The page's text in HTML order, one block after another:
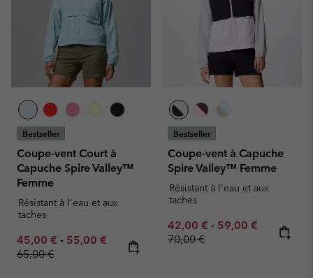
Bestseller
Coupe-vent Court à
Capuche Spire Valley™
Femme
Résistant à l'eau et aux
taches
Minimum sale price:
45,00 € - Maximum sale price:
55,00 € Regular price:
65,00 €
Bestseller
Coupe-vent à Capuche
Spire Valley™ Femme
Résistant à l'eau et aux
taches
Minimum sale price:
42,00 € - Maximum sale
59,00 € Regular
70,00 €